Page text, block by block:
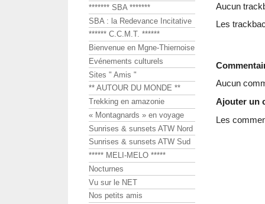
Aucun
Les
Aucun
Ajouter un
Les
******* SBA *******
SBA : la Redevance Incitative
****** C.C.M.T. ******
Bienvenue en Mgne-Thiernoise
Evénements culturels
Sites " Amis "
** AUTOUR DU MONDE **
Trekking en amazonie
« Montagnards » en voyage
Sunrises & sunsets ATW Nord
Sunrises & sunsets ATW Sud
***** MELI-MELO *****
Nocturnes
Vu sur le NET
Nos petits amis